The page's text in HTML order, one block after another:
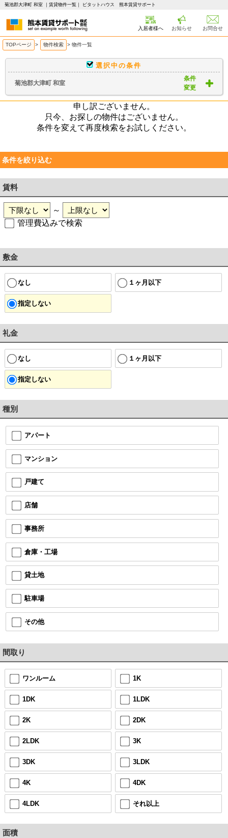
菊池郡大津町 和室 ｜賃貸物件一覧｜ ピタットハウス 熊本賃貸サポート
入居者様へ お知らせ お問合せ
TOPページ > 物件検索 > 物件一覧
選択中の条件
菊池郡大津町 和室
条件
変更
申し訳ございません。
只今、お探しの物件はございません。
条件を変えて再度検索をお試しください。
条件を絞り込む
賃料
～
管理費込みで検索
敷金
なし １ヶ月以下
指定しない
礼金
なし １ヶ月以下
指定しない
種別
アパート
マンション
戸建て
店舗
事務所
倉庫・工場
貸土地
駐車場
その他
間取り
ワンルーム 1K
1DK 1LDK
2K 2DK
2LDK 3K
3DK 3LDK
4K 4DK
4LDK それ以上
面積